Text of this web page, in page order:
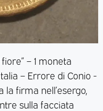
– 1 moneta
– Errore di Conio -
firma nell’esergo,
sulla facciata